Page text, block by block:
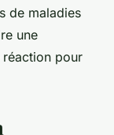
de maladies
une
pour